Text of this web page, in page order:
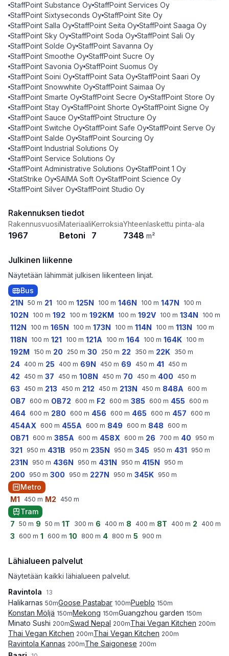
StaffPoint Substance Oy StaffPoint Services Oy
StaffPoint Sixtyseconds Oy StaffPoint Site Oy
StaffPoint Salla Oy StaffPoint Seita Oy StaffPoint Saaga Oy
StaffPoint Sky Oy StaffPoint Soda Oy StaffPoint Sali Oy
StaffPoint Solde Oy StaffPoint Savanna Oy
StaffPoint Smoothe Oy StaffPoint Sucre Oy
StaffPoint Savonia Oy StaffPoint Suomus Oy
StaffPoint Soini Oy StaffPoint Sata Oy StaffPoint Saari Oy
StaffPoint Snowwhite Oy StaffPoint Saimaa Oy
StaffPoint Smarte Oy StaffPoint Secre Oy StaffPoint Store Oy
StaffPoint Stay Oy StaffPoint Shorte Oy StaffPoint Signe Oy
StaffPoint Sauce Oy StaffPoint Structure Oy
StaffPoint Switche Oy StaffPoint Safe Oy StaffPoint Serve Oy
StaffPoint Salde Oy StaffPoint Sourcing Oy
StaffPoint Industrial Solutions Oy
StaffPoint Service Solutions Oy
StaffPoint Administrative Solutions Oy StaffPoint 1 Oy
StatStrike Oy SAIMA Soft Oy StaffPoint Science Oy
StaffPoint Silver Oy StaffPoint Studio Oy
Rakennuksen tiedot
Rakennusvuosi
1967
Materiaali
Betoni
Kerroksia
7
Yhteenlaskettu pinta-ala
7348 m²
Julkinen liikenne
Näytetään lähimmät julkisen liikenteen linjat.
Bus
21N 50 m 21 100 m 125N 100 m 146N 100 m 147N 100 m
102N 100 m 192 100 m 192KM 100 m 192V 100 m 134N 100 m
112N 100 m 165N 100 m 173N 100 m 114N 100 m 113N 100 m
118N 100 m 121 100 m 121A 100 m 164 100 m 164K 100 m
192M 150 m 20 250 m 30 250 m 22 350 m 22K 350 m
24 400 m 25 400 m 69N 450 m 69 450 m 41 450 m
42 450 m 37 450 m 108N 450 m 70 450 m 400 450 m
63 450 m 213 450 m 212 450 m 213N 450 m 848A 600 m
OB7 600 m OB72 600 m F2 600 m 385 600 m 455 600 m
464 600 m 280 600 m 456 600 m 465 600 m 457 600 m
454AX 600 m 455A 600 m 849 600 m 848 600 m
OB71 600 m 385A 600 m 458X 600 m 26 700 m 40 950 m
321 950 m 431B 950 m 235N 950 m 345 950 m 431 950 m
231N 950 m 436N 950 m 431N 950 m 415N 950 m
200 950 m 300 950 m 227N 950 m 345K 950 m
Metro
M1 450 m M2 450 m
Tram
7 50 m 9 50 m 1T 300 m 6 400 m 8 400 m 8T 400 m 2 400 m
3 600 m 1 600 m 10 800 m 4 800 m 5 900 m
Lähialueen palvelut
Näytetään kaikki lähialueen palvelut.
Ravintola
13
Halikarnas 50mGoose Pastabar 100mPueblo 150m
Konstan Möljä 150mMekong 150mGuangzhou garden 150m
Minato Sushi 200mSwad Nepal 200mThai Vegan Kitchen 200m
Thai Vegan Kitchen 200mThai Vegan Kitchen 200m
Ravintola Kannas 200mThe Saigonese 200m